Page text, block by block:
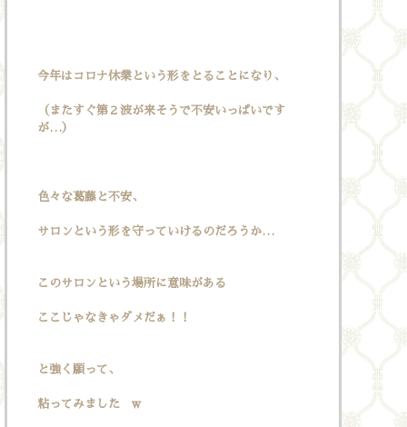
今年はコロナ休業という形をとることになり、
（またすぐ第２波が来そうで不安いっぱいです
が…）
色々な葛藤と不安、
サロンという形を守っていけるのだろうか…
このサロンという場所に意味がある
ここじゃなきゃダメだぁ！！
と強く願って、
粘ってみました w